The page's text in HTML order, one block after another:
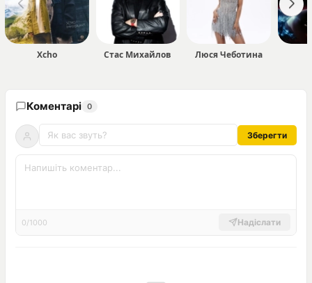
Xcho Стас Михайлов Люся Чеботина
Коментарі 0
Зберегти
0/1000 Надіслати